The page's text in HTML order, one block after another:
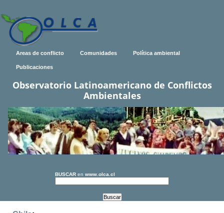
Areas de conflicto Comunidades Política ambiental
Publicaciones
Observatorio Latinoamericano de Conflictos
Ambientales
BUSCAR en www.olca.cl